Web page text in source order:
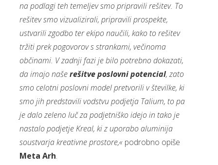
na podlagi teh temeljev smo pripravili rešitev. To
rešitev smo vizualizirali, pripravili prospekte,
ustvarili zgodbo ter ekipo naučili, kako to rešitev
tržiti prek pogovorov s strankami, večinoma
občinami. V zadnji fazi je bilo potrebno dokazati,
da imajo našerešitve poslovni potencial, zato
smo celotni poslovni model pretvorili v številke, ki
smo jih predstavili vodstvu podjetja Talium, to pa
je dalo zeleno luč za podjetniško idejo in tako je
nastalo podjetje Kreal, ki z uporabo aluminija
soustvarja kreativne prostore,« podrobno opiše
Meta Arh.